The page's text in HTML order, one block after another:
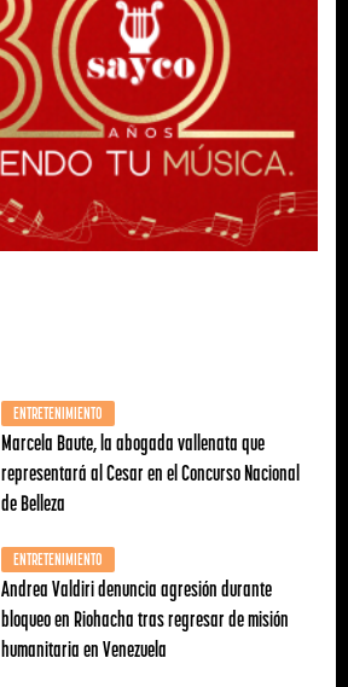
ENTRETENIMIENTO
Marcela Baute, la abogada vallenata que
representará al Cesar en el Concurso Nacional
de Belleza
ENTRETENIMIENTO
Andrea Valdiri denuncia agresión durante
bloqueo en Riohacha tras regresar de misión
humanitaria en Venezuela